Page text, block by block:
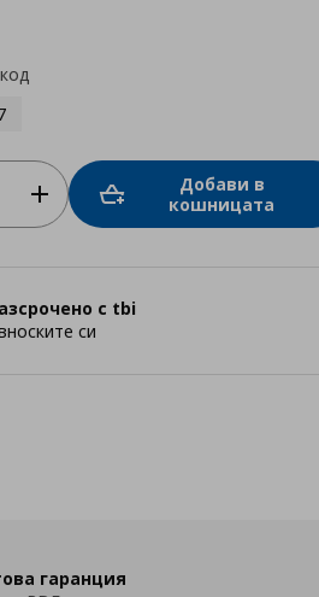
Добави в
кошницата
с tbi
си
гаранция